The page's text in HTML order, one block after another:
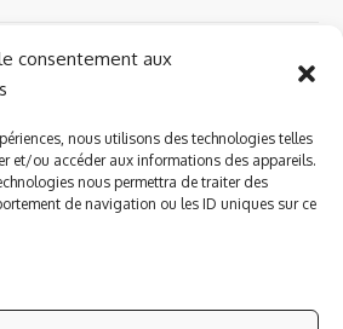
consentement aux
nous utilisons des technologies telles
et/ou accéder aux informations des appareils.
nous permettra de traiter des
de navigation ou les ID uniques sur ce
et géré par WOOMEET SAS, powered by